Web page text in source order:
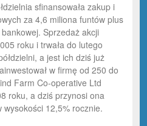
sfinansowała zakup i
za 4,6 miliona funtów plus
Sprzedaż akcji
roku i trwała do lutego
a jest ich dziś już
w firmę od 250 do
Farm Co-operative Ltd
roku, a dziś przynosi ona
wysokości 12,5% rocznie.